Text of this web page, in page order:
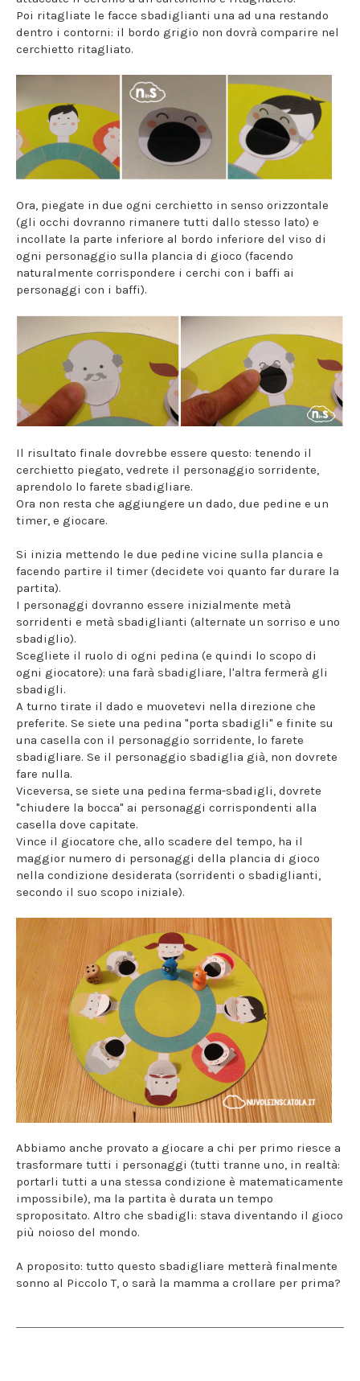
Poi ritagliate le facce sbadiglianti una ad una restando
dentro i contorni: il bordo grigio non dovrà comparire nel
cerchietto ritagliato.
Ora, piegate in due ogni cerchietto in senso orizzontale
(gli occhi dovranno rimanere tutti dallo stesso lato) e
incollate la parte inferiore al bordo inferiore del viso di
ogni personaggio sulla plancia di gioco (facendo
naturalmente corrispondere i cerchi con i baffi ai
personaggi con i baffi).
Il risultato finale dovrebbe essere questo: tenendo il
cerchietto piegato, vedrete il personaggio sorridente,
aprendolo lo farete sbadigliare.
Ora non resta che aggiungere un dado, due pedine e un
timer, e giocare.
Si inizia mettendo le due pedine vicine sulla plancia e
facendo partire il timer (decidete voi quanto far durare la
partita).
I personaggi dovranno essere inizialmente metà
sorridenti e metà sbadiglianti (alternate un sorriso e uno
sbadiglio).
Scegliete il ruolo di ogni pedina (e quindi lo scopo di
ogni giocatore): una farà sbadigliare, l'altra fermerà gli
sbadigli.
A turno tirate il dado e muovetevi nella direzione che
preferite. Se siete una pedina "porta sbadigli" e finite su
una casella con il personaggio sorridente, lo farete
sbadigliare. Se il personaggio sbadiglia già, non dovrete
fare nulla.
Viceversa, se siete una pedina ferma-sbadigli, dovrete
"chiudere la bocca" ai personaggi corrispondenti alla
casella dove capitate.
Vince il giocatore che, allo scadere del tempo, ha il
maggior numero di personaggi della plancia di gioco
nella condizione desiderata (sorridenti o sbadiglianti,
secondo il suo scopo iniziale).
Abbiamo anche provato a giocare a chi per primo riesce a
trasformare tutti i personaggi (tutti tranne uno, in realtà:
portarli tutti a una stessa condizione è matematicamente
impossibile), ma la partita è durata un tempo
spropositato. Altro che sbadigli: stava diventando il gioco
più noioso del mondo.
A proposito: tutto questo sbadigliare metterà finalmente
sonno al Piccolo T, o sarà la mamma a crollare per prima?